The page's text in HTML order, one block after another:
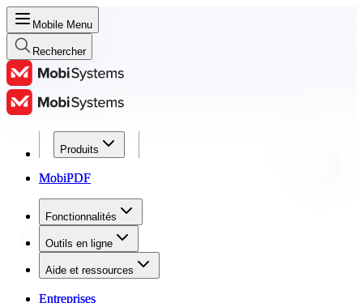
Mobile Menu
Rechercher
Produits
MobiPDF
Fonctionnalités
Outils en ligne
Aide et ressources
Entreprises
Produits
MobiPDF
Fonctionnalités
Outils en ligne
Aide et ressources
Entreprises